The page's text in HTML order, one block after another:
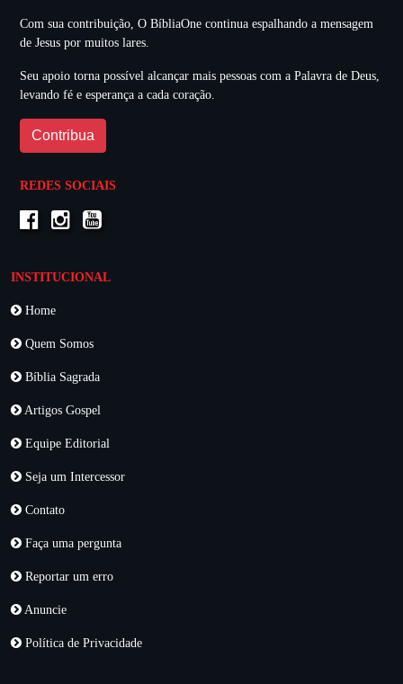
Com sua contribuição, O BíbliaOne continua espalhando a mensagem
de Jesus por muitos lares.
Seu apoio torna possível alcançar mais pessoas com a Palavra de Deus,
levando fé e esperança a cada coração.
Contribua
REDES SOCIAIS
INSTITUCIONAL
Home
Quem Somos
Bíblia Sagrada
Artigos Gospel
Equipe Editorial
Seja um Intercessor
Contato
Faça uma pergunta
Reportar um erro
Anuncie
Política de Privacidade